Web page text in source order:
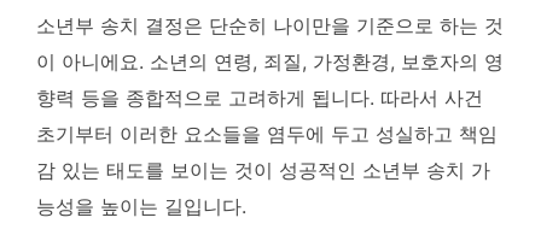
소년부 송치 결정은 단순히 나이만을 기준으로 하는 것
이 아니에요. 소년의 연령, 죄질, 가정환경, 보호자의 영
향력 등을 종합적으로 고려하게 됩니다. 따라서 사건
초기부터 이러한 요소들을 염두에 두고 성실하고 책임
감 있는 태도를 보이는 것이 성공적인 소년부 송치 가
능성을 높이는 길입니다.